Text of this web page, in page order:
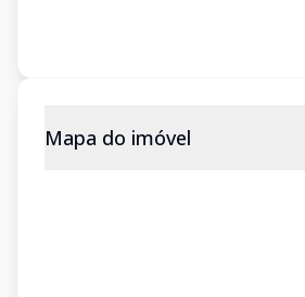
Mapa do imóvel